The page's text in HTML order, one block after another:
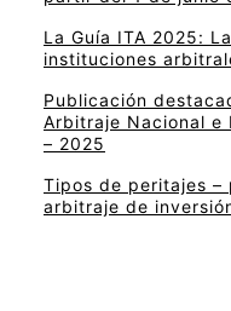
La Guía ITA 2025:
instituciones
Publicación
Arbitraje Nacional e
– 2025
Tipos de peritajes –
arbitraje de